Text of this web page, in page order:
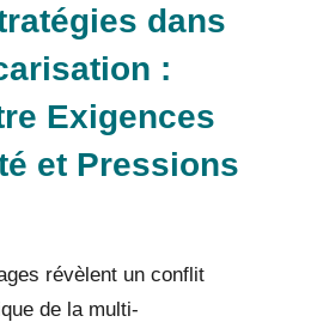
dans
:
Exigences
et Pressions
révèlent un conflit
de la multi-